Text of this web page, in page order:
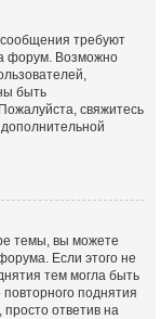
требуют
форум. Возможно
быть
свяжитесь
темы, вы можете
Если этого не
тем могла быть
поднятия
ответив на